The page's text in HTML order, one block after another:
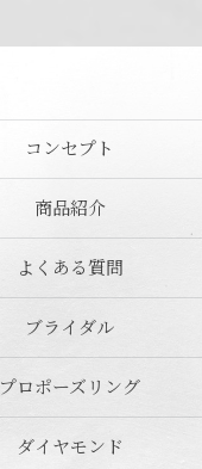
コンセプト
商品紹介
よくある質問
ブライダル
プロポーズリング
ダイヤモンド